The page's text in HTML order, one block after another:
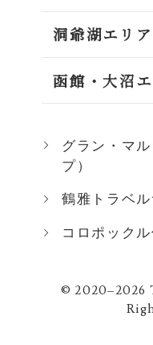
洞爺湖エリア
函館・大沼
グラン・マ
プ）
鶴雅トラベ
コロポック
© 2020–2026